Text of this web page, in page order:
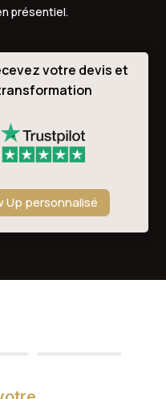
présentiel.
votre devis et
Up personnalisé